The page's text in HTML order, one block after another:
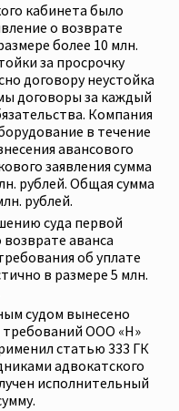
кабинета было
о возврате
более 10 млн.
за просрочку
договору неустойка
договоры за каждый
Компания
в течение
авансового
заявления сумма
рублей. Общая сумма
рублей.
суда первой
аванса
об уплате
в размере 5 млн.
судом вынесено
ООО «Н»
статью 333 ГК
адвокатского
исполнительный